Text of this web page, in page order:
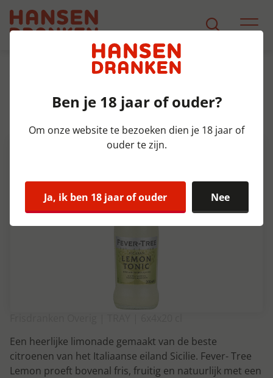
Product Detail
Fever Tree Sicilian Lemonade
Tray 6x4x20 cl
Een heerlijke limonade gemaakt van de beste
citroenen van het Italiaanse eiland Sicilie. Fever- Tree
Lemon proeft bovenal fris, fruitig en natuurlijk met een
Ben je 18 jaar of ouder?
Om onze website te bezoeken dien je 18 jaar of
ouder te zijn.
Ja, ik ben 18 jaar of ouder Nee